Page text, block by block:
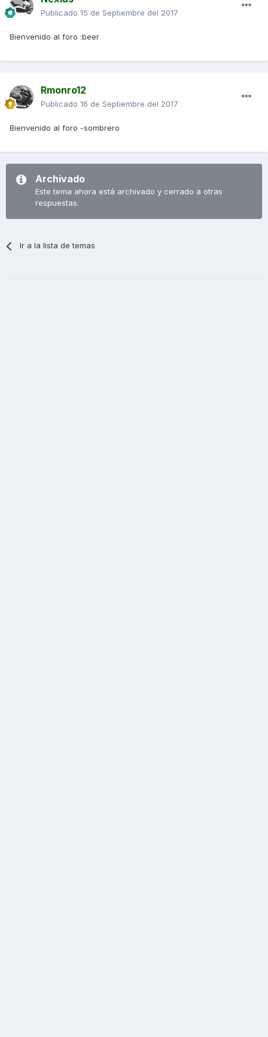
Publicado 15 de Septiembre del 2017
Bienvenido al foro :beer
Rmonro12
Publicado 16 de Septiembre del 2017
Bienvenido al foro -sombrero
Archivado
Este tema ahora está archivado y cerrado a otras
respuestas.
Ir a la lista de temas